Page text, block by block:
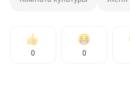
0 0